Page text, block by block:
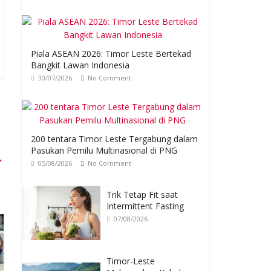
Piala ASEAN 2026: Timor Leste Bertekad
Bangkit Lawan Indonesia
30/07/2026 No Comment
200 tentara Timor Leste Tergabung dalam
Pasukan Pemilu Multinasional di PNG
05/08/2026 No Comment
Trik Tetap Fit saat
Intermittent Fasting
07/08/2026
Timor-Leste